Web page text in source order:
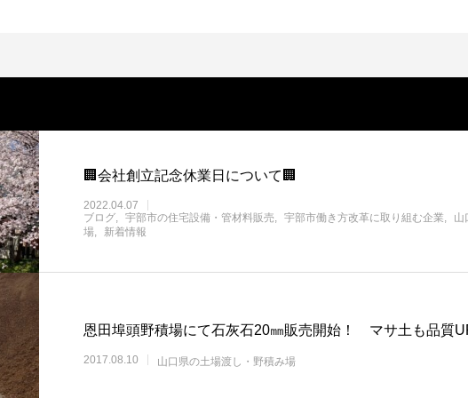
🏢会社創立記念休業日について🏢
2022.04.07
ブログ
宇部市の住宅設備・管材料販売 宇部市働き方改革に取り組む企業
山
場
新着情報
恩田埠頭野積場にて石灰石20㎜販売開始！ マサ土も品質
2017.08.10 山口県の土場渡し・野積み場